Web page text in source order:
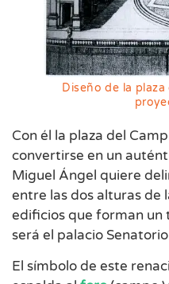
Diseño de la
Con él la plaza del
convertirse en un
Miguel Ángel quiere
entre las dos alturas de
edificios que forman un
será el palacio
El símbolo de este